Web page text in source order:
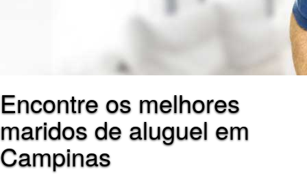
Encontre os melhores
maridos de aluguel em
Campinas